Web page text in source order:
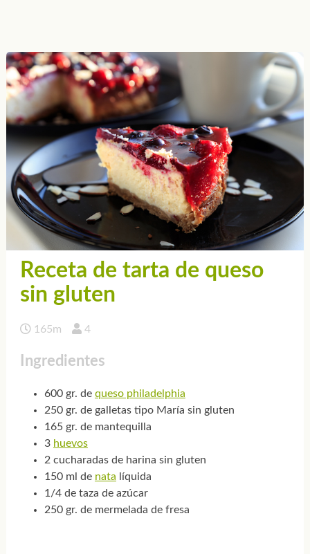
Receta de tarta de queso
sin gluten
165m 4
Ingredientes
600 gr. de queso philadelphia
250 gr. de galletas tipo María sin gluten
165 gr. de mantequilla
3 huevos
2 cucharadas de harina sin gluten
150 ml de nata líquida
1/4 de taza de azúcar
250 gr. de mermelada de fresa